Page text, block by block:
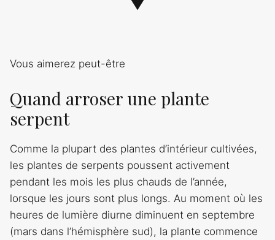
Vous aimerez peut-être
Quand arroser une plante
serpent
Comme la plupart des plantes d’intérieur cultivées,
les plantes de serpents poussent activement
pendant les mois les plus chauds de l’année,
lorsque les jours sont plus longs. Au moment où les
heures de lumière diurne diminuent en septembre
(mars dans l’hémisphère sud), la plante commence